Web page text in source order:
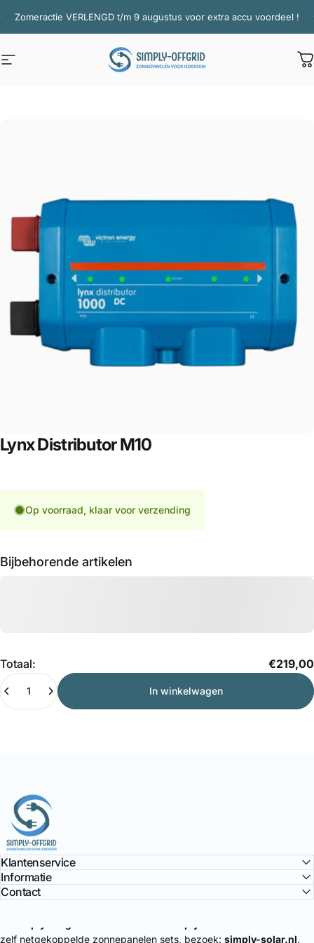
Zomeractie VERLENGD t/m 9 augustus voor extra accu voordeel !
Site navigatie Simply Offgrid
LynxDistributorM10
Op voorraad, klaar voor verzending
Bijbehorende artikelen
Totaal: €219,00
Hoeveelheid
In winkelwagen
Simply Offgrid
Klantenservice
Informatie
Contact
zelf netgekoppelde zonnepanelen sets, bezoek: simply-solar.nl.